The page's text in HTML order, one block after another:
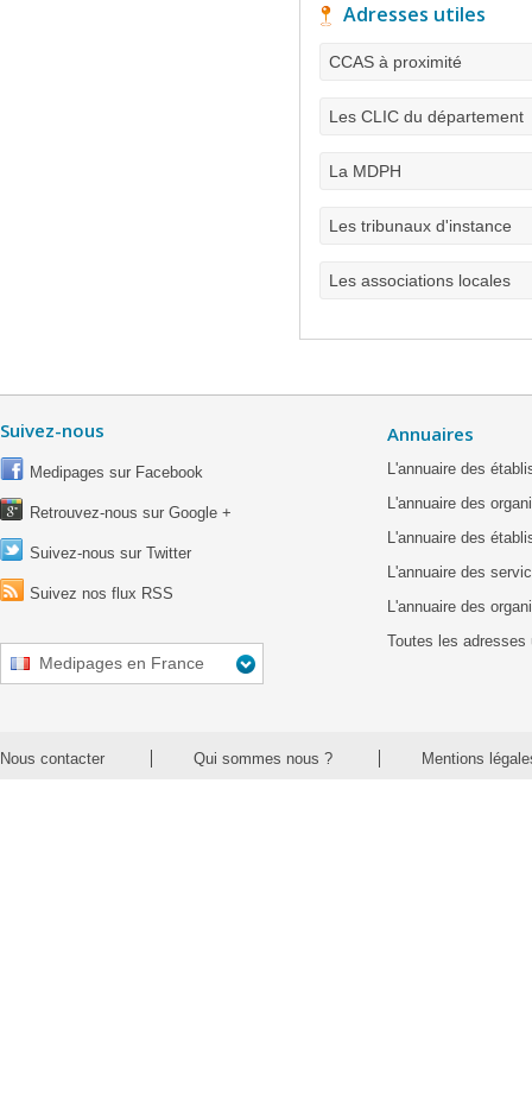
Adresses utiles
CCAS à proximité
Les CLIC du département
La MDPH
Les tribunaux d'instance
Les associations locales
Suivez-nous
Medipages sur Facebook
Retrouvez-nous sur Google +
Suivez-nous sur Twitter
Suivez nos flux RSS
Medipages en France
Annuaires
L'annuaire des
L'annuaire des
L'annuaire des
L'annuaire des
L'annuaire des
Toutes les adresses
Nous contacter Qui sommes nous ? Mentions